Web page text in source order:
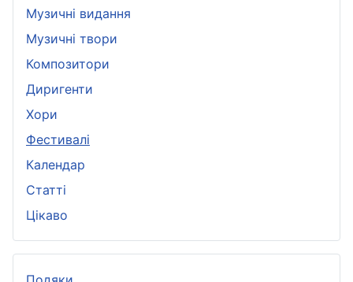
Музичні видання
Музичні твори
Композитори
Диригенти
Хори
Фестивалі
Календар
Статті
Цікаво